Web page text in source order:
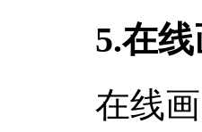
5.在
在线